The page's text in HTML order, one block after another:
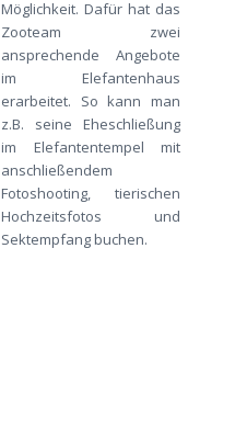
Möglichkeit. Dafür hat das
Zooteam zwei
ansprechende Angebote
im Elefantenhaus
erarbeitet. So kann man
z.B. seine Eheschließung
im Elefantentempel mit
anschließendem
Fotoshooting, tierischen
Hochzeitsfotos und
Sektempfang buchen.